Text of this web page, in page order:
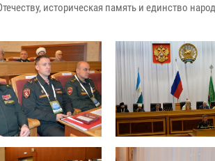
историческая память и единство